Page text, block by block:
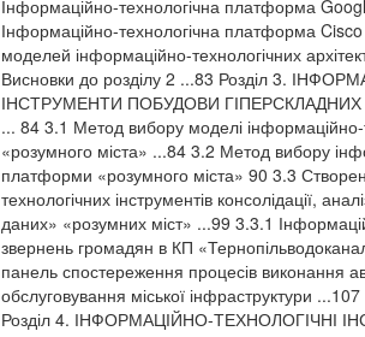
Інформаційно-технологічна платформа
Інформаційно-технологічна платформа
моделей інформаційно-технологічних
Висновки до розділу 2 ...83 Розділ 3.
ІНСТРУМЕНТИ ПОБУДОВИ
... 84 3.1 Метод вибору моделі інформаційно-
«розумного міста» ...84 3.2 Метод вибору
платформи «розумного міста» 90 3.3
технологічних інструментів консолідації,
даних» «розумних міст» ...99 3.3.1
звернень громадян в КП
панель спостереження процесів виконання
обслуговування міської інфраструктури
Розділ 4. ІНФОРМАЦІЙНО-ТЕХНОЛОГІЧНІ